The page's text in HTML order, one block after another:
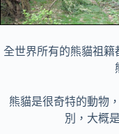
全世界所有的熊貓祖
熊貓是很奇特的動物
別，大概